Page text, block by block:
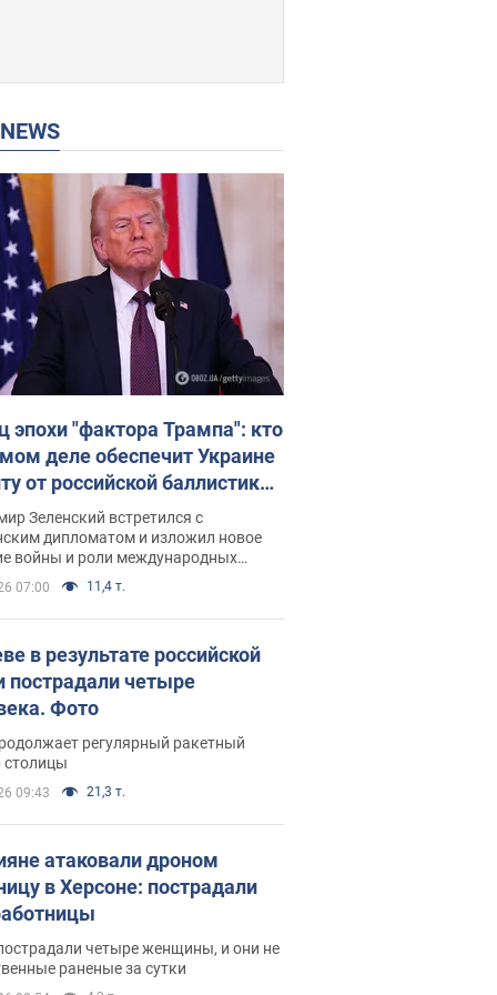
NEWS
эпохи "фактора Трампа": кто
деле обеспечит Украине
от российской баллистики.
с Безсмертным
Зеленский встретился с
дипломатом и изложил новое
войны и роли международных
в борьбе с Россией
07:00 11,4 т.
в результате российской
пострадали четыре
Фото
регулярный ракетный
столицы
09:43 21,3 т.
атаковали дроном
в Херсоне: пострадали
четыре женщины, и они не
раненые за сутки